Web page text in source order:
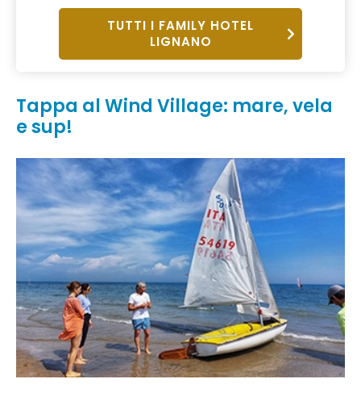
TUTTI I FAMILY HOTEL
LIGNANO
Tappa al Wind Village: mare, vela
e sup!